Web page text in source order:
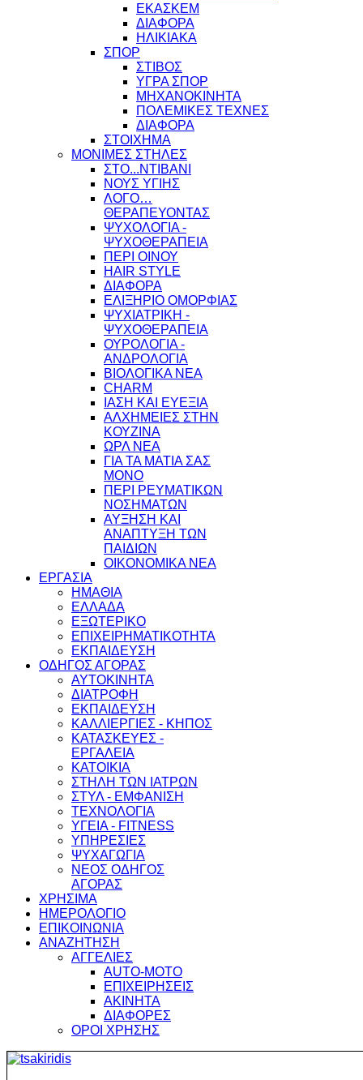
ΕΚΑΣΚΕΜ
ΔΙΑΦΟΡΑ
ΗΛΙΚΙΑΚΑ
ΣΠΟΡ
ΣΤΙΒΟΣ
ΥΓΡΑ ΣΠΟΡ
ΜΗΧΑΝΟΚΙΝΗΤΑ
ΠΟΛΕΜΙΚΕΣ ΤΕΧΝΕΣ
ΔΙΑΦΟΡΑ
ΣΤΟΙΧΗΜΑ
ΜΟΝΙΜΕΣ ΣΤΗΛΕΣ
ΣΤΟ...ΝΤΙΒΑΝΙ
ΝΟΥΣ ΥΓΙΗΣ
ΛΟΓΟ…
ΘΕΡΑΠΕΥΟΝΤΑΣ
ΨΥΧΟΛΟΓΙΑ -
ΨΥΧΟΘΕΡΑΠΕΙΑ
ΠΕΡΙ ΟΙΝΟΥ
HAIR STYLE
ΔΙΑΦΟΡΑ
ΕΛΙΞΗΡΙΟ ΟΜΟΡΦΙΑΣ
ΨΥΧΙΑΤΡΙΚΗ -
ΨΥΧΟΘΕΡΑΠΕΙΑ
ΟΥΡΟΛΟΓΙΑ -
ΑΝΔΡΟΛΟΓΙΑ
ΒΙΟΛΟΓΙΚΑ ΝΕΑ
CHARM
ΙΑΣΗ ΚΑΙ ΕΥΕΞΙΑ
ΑΛΧΗΜΕΙΕΣ ΣΤΗΝ
ΚΟΥΖΙΝΑ
ΩΡΛ ΝEA
ΓΙΑ ΤΑ ΜΑΤΙΑ ΣΑΣ
ΜΟΝΟ
ΠΕΡΙ ΡΕΥΜΑΤΙΚΩΝ
ΝΟΣΗΜΑΤΩΝ
ΑΥΞΗΣΗ ΚΑΙ
ΑΝΑΠΤΥΞΗ ΤΩΝ
ΠΑΙΔΙΩΝ
ΟΙΚΟΝΟΜΙΚΑ ΝΕΑ
ΕΡΓΑΣΙΑ
ΗΜΑΘΙΑ
ΕΛΛΑΔΑ
ΕΞΩΤΕΡΙΚΟ
ΕΠΙΧΕΙΡΗΜΑΤΙΚΟΤΗΤΑ
ΕΚΠΑΙΔΕΥΣΗ
ΟΔΗΓΟΣ ΑΓΟΡΑΣ
ΑΥΤΟΚΙΝΗΤΑ
ΔΙΑΤΡΟΦΗ
ΕΚΠΑΙΔΕΥΣΗ
ΚΑΛΛΙΕΡΓΙΕΣ - ΚΗΠΟΣ
ΚΑΤΑΣΚΕΥΕΣ -
ΕΡΓΑΛΕΙΑ
ΚΑΤΟΙΚΙΑ
ΣΤΗΛΗ ΤΩΝ ΙΑΤΡΩΝ
ΣΤΥΛ - ΕΜΦΑΝΙΣΗ
ΤΕΧΝΟΛΟΓΙΑ
ΥΓΕΙΑ - FITNESS
ΥΠΗΡΕΣΙΕΣ
ΨΥΧΑΓΩΓΙΑ
ΝΕΟΣ ΟΔΗΓΟΣ
ΑΓΟΡΑΣ
ΧΡΗΣΙΜΑ
ΗΜΕΡΟΛΟΓΙΟ
ΕΠΙΚΟΙΝΩΝΙΑ
ΑΝΑΖΗΤΗΣΗ
ΑΓΓΕΛΙΕΣ
AUTO-MOTO
ΕΠΙΧΕΙΡΗΣΕΙΣ
ΑΚΙΝΗΤΑ
ΔΙΑΦΟΡΕΣ
ΟΡΟΙ ΧΡΗΣΗΣ